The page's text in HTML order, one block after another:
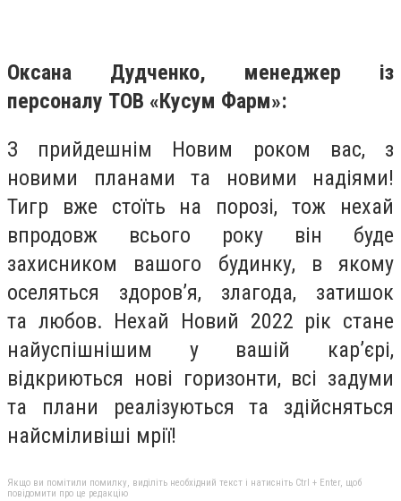
Оксана Дудченко, менеджер із
персоналу ТОВ «Кусум Фарм»:
З прийдешнім Новим роком вас, з
новими планами та новими надіями!
Тигр вже стоїть на порозі, тож нехай
впродовж всього року він буде
захисником вашого будинку, в якому
оселяться здоров’я, злагода, затишок
та любов. Нехай Новий 2022 рік стане
найуспішнішим у вашій кар’єрі,
відкриються нові горизонти, всі задуми
та плани реалізуються та здійсняться
найсміливіші мрії!
Якщо ви помітили помилку, виділіть необхідний текст і натисніть Ctrl + Enter, щоб
повідомити про це редакцію